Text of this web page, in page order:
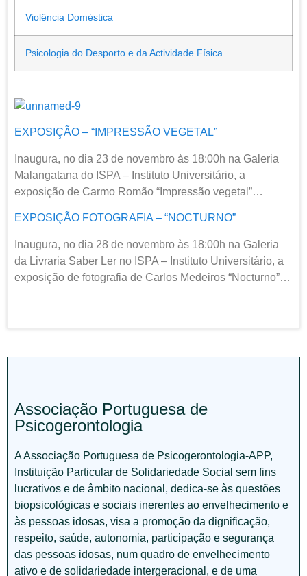
Violência Doméstica
Psicologia do Desporto e da Actividade Física
EXPOSIÇÃO – “IMPRESSÃO VEGETAL”
Inaugura, no dia 23 de novembro às 18:00h na Galeria
Malangatana do ISPA – Instituto Universitário, a
exposição de Carmo Romão “Impressão vegetal”…
EXPOSIÇÃO FOTOGRAFIA – “NOCTURNO”
Inaugura, no dia 28 de novembro às 18:00h na Galeria
da Livraria Saber Ler no ISPA – Instituto Universitário, a
exposição de fotografia de Carlos Medeiros “Nocturno”…
Associação Portuguesa de
Psicogerontologia
A Associação Portuguesa de Psicogerontologia-APP,
Instituição Particular de Solidariedade Social sem fins
lucrativos e de âmbito nacional, dedica-se às questões
biopsicológicas e sociais inerentes ao envelhecimento e
às pessoas idosas, visa a promoção da dignificação,
respeito, saúde, autonomia, participação e segurança
das pessoas idosas, num quadro de envelhecimento
ativo e de solidariedade intergeracional, e de uma